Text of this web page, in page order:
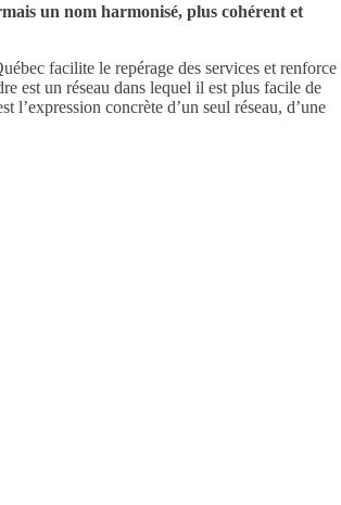
un nom harmonisé, plus cohérent et
facilite le repérage des services et renforce
est un réseau dans lequel il est plus facile de
l’expression concrète d’un seul réseau, d’une